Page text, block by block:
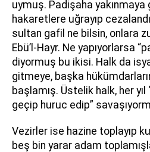
uymuş. Padişaha
hakaretlere uğrayıp
sultan gafil ne bilsin, onlara
Ebü’l-Hayr. Ne yapıyorlarsa
diyormuş bu ikisi. Halk da
gitmeye, başka
başlamış. Üstelik halk, her
geçip huruc edip”
Vezirler ise hazine toplayıp
beş bin yarar adam